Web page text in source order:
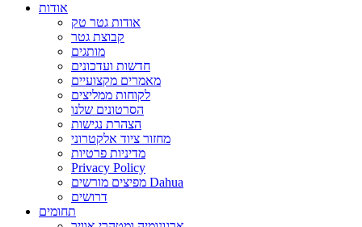
אודות
אודות גטר טק
קבוצת גטר
מותגים
חדשות ועדכונים
מאמרים מקצועיים
לקוחות ממליצים
הסרטונים שלנו
הצהרת נגישות
מחזור ציוד אלקטרוני
מדיניות פרטיות
Privacy Policy
מפיצים מורשים Dahua
דרושים
תחומים